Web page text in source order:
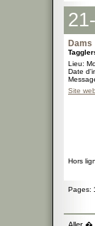
Dams
Lieu:
Date
Site web
Hors
Pages: